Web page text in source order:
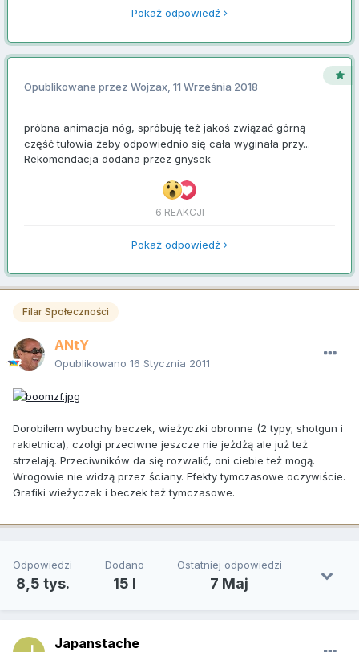
Pokaż odpowiedź
Opublikowane przez Wojzax 11 Września 2018
próbna animacja nóg, spróbuję też jakoś związać górną
część tułowia żeby odpowiednio się cała wyginała przy...
Rekomendacja dodana przez gnysek
6 REAKCJI
Pokaż odpowiedź
Filar Społeczności
ANtY
Opublikowano 16 Stycznia 2011
Dorobiłem wybuchy beczek, wieżyczki obronne (2 typy; shotgun i
rakietnica), czołgi przeciwne jeszcze nie jeżdżą ale już też
strzelają. Przeciwników da się rozwalić, oni ciebie też mogą.
Wrogowie nie widzą przez ściany. Efekty tymczasowe oczywiście.
Grafiki wieżyczek i beczek też tymczasowe.
Odpowiedzi
8,5 tys.
Dodano
15 l
Ostatniej odpowiedzi
7 Maj
Japanstache